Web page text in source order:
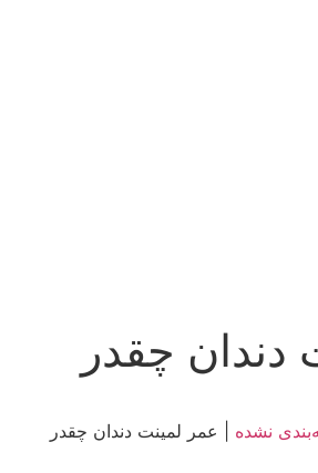
دندان چقدر
نشده
عمر لمینت دندان چقدر